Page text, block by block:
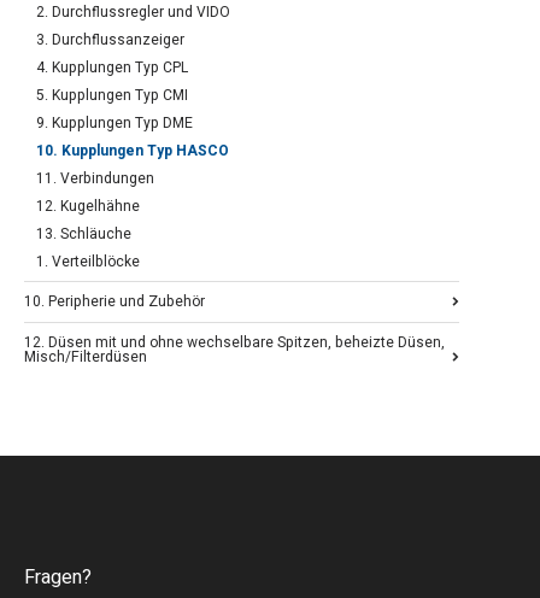
2. Durchflussregler und VIDO
3. Durchflussanzeiger
4. Kupplungen Typ CPL
5. Kupplungen Typ CMI
9. Kupplungen Typ DME
10. Kupplungen Typ HASCO
11. Verbindungen
12. Kugelhähne
13. Schläuche
1. Verteilblöcke
10. Peripherie und Zubehör
12. Düsen mit und ohne wechselbare Spitzen, beheizte Düsen,
Misch/Filterdüsen
Fragen?